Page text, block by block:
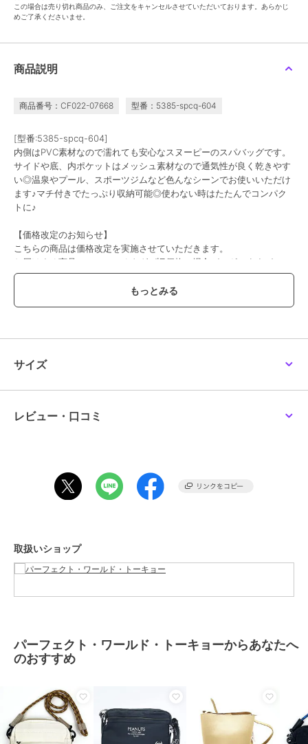
この場合は売り切れ商品のみ、ご注文をキャンセルさせていただいております。あらかじ
めご了承くださいませ。
商品説明
商品番号：CF022-07668 型番：5385-spcq-604
[型番:5385-spcq-604]
内側はPVC素材なので濡れても安心なスヌーピーのスパバッグです。
サイドや底、内ポケットはメッシュ素材なので通気性が良く乾きやす
い◎温泉やプール、スポーツジムなど色んなシーンでお使いいただけ
ます♪マチ付きでたっぷり収納可能◎使わない時はたたんでコンパク
トに♪
【価格改定のお知らせ】
こちらの商品は価格改定を実施させていただきます。
お届けする商品についているタグが旧価格の場合がございますが
現在表示されているサイト表示価格が正しい販売価格です｡
予めご了承いただきますよう､お願い申し上げます｡
ブランド
ショップ
パーフェクト・ワールド・トーキ
＊＊
ﾌﾘｰ
サイズ
レビュー・口コミ
取扱いショップ
パーフェクト・ワールド・トーキョーからあなたへ
のおすすめ